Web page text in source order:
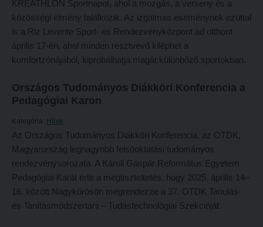
Tudományos diákköri tevékenység
PedKaszt – Bethlen-pályázat
Kari kutatási pályázatok
FELVÉTELIZŐKNEK
PK Felvételi Tájékoztató kiadvány
Hallgatói véleményvideók
Intézményi pontok
Intézményi pontok igazolása
Mintatantervek
Gyakorlati képzés
KUTATÁS
Tehetséggondozás
PedKaszt – Bethlen-pályázat
Kari kutatási pályázatok
Kari kiadványok
FELVÉTELIZŐKNEK
KREATHLON Sportnapot, ahol a mozgás, a verseny és a
közösségi élmény találkozik. Az izgalmas eseménynek ezúttal
is a Riz Levente Sport- és Rendezvényközpont ad otthont
április 17-én, ahol minden résztvevő kiléphet a
komfortzónájából, kipróbálhatja magát különböző sportokban.
Országos Tudományos Diákköri Konferencia a
Pedagógiai Karon
Kategória: Hírek
Az Országos Tudományos Diákköri Konferencia, az OTDK,
Magyarország legnagyobb felsőoktatási tudományos
rendezvénysorozata. A Károli Gáspár Református Egyetem
Pedagógiai Karát érte a megtiszteltetés, hogy 2025. április 14–
16. között Nagykőrösön megrendezze a 37. OTDK Tanulás-
és Tanításmódszertani – Tudástechnológiai Szekcióját.